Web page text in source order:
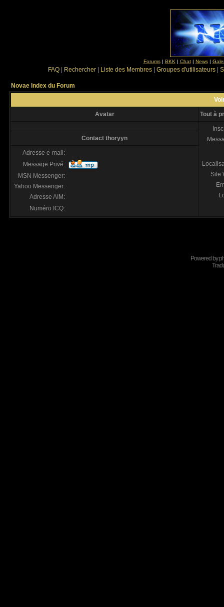
Forums| BKK | Chat| News|
FAQ Rechercher Liste des Membres Groupes d'utilisateurs
Novae Index du Forum
Avatar Tout à
Site
Contact thoryyn
Adresse e-mail:
Message Privé:
MSN Messenger:
Yahoo Messenger:
Adresse AIM:
Numéro ICQ:
Powered by